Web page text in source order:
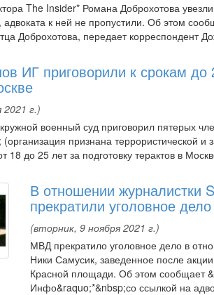
The Insider* Романа Доброхотова
к ней не пропустили. Об этом
Доброхотова, передает корреспондент
ИГ приговорили к срокам до
2021 г.)
военный суд приговорил пятерых
(организация признана террористической
18 до 25 лет за подготовку терактов в
В отношении журналистки
прекратили уголовное дело
(вторник, 9 ноября 2021 г.)
МВД прекратило уголовное дело в
Ники Самусик, заведенное после
Красной площади. Об этом сообщает
Инфо&raquo;*&nbsp;со ссылкой на